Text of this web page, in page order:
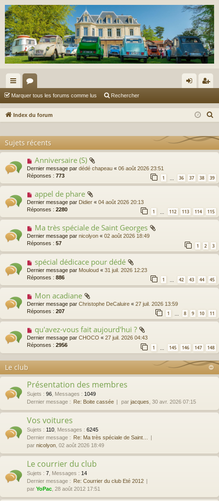
cc
ès
pi
de
or
u ne
on
nr
ist
re
Marquer tous les forums comme lus Rechercher
Index du forum
c
c
r
Sujets récents
Anniversaire (S)
Dernier message par dédé chapeau « 06 août 2026 23:51
Réponses : 773 1 36 37 38 39
appel de phare
Dernier message par Didier « 04 août 2026 20:13
Réponses : 2280 1 … 112 113 114 115
Ma très spéciale de Saint Georges
Dernier message par nicolyon « 02 août 2026 18:49
Réponses : 57 1 2 3
spécial dédicace pour dédé
Dernier message par Mouloud « 31 juil. 2026 12:23
Réponses : 886 1 … 42 43 44 45
Mon acadiane
Dernier message par Christophe DeCaluire « 27 juil. 2026 13:59
Réponses : 207 1 … 8 9 10 11
qu'avez-vous fait aujourd'hui ?
Dernier message par CHOCO « 27 juil. 2026 04:43
Réponses : 2956 1 145 146 147 148
Le club
Présentation des membres
Sujets : 96 Messages : 1049
Dernier message : Re: Boite cassée par jacques , 30 avr. 2026 07:15
Vos voitures
Sujets : 110 Messages : 6245
Dernier message : Re: Ma très spéciale de Saint…
par nicolyon , 02 août 2026 18:49
Le courrier du club
Sujets : 7 Messages : 14
Dernier message : Re: Courrier du club Eté 2012
par YoPac , 28 août 2012 17:51